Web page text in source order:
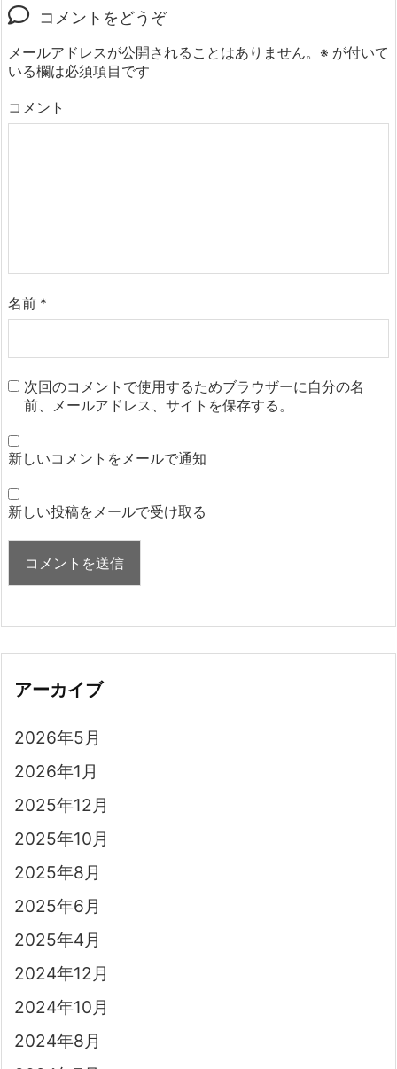
コメントをどうぞ
メールアドレスが公開されることはありません。 ※ が付いて
いる欄は必須項目です
コメント
名前 *
次回のコメントで使用するためブラウザーに自分の名
前、メールアドレス、サイトを保存する。
新しいコメントをメールで通知
新しい投稿をメールで受け取る
アーカイブ
2026年5月
2026年1月
2025年12月
2025年10月
2025年8月
2025年6月
2025年4月
2024年12月
2024年10月
2024年8月